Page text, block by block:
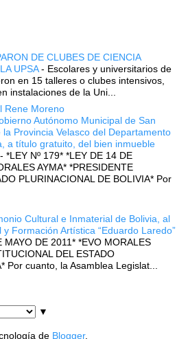
DE CLUBES DE CIENCIA
UPSA- Escolares y universitarios de
en 15 talleres o clubes intensivos,
instalaciones de la Uni...
Rene Moreno
Autónomo Municipal de San
Provincia Velasco del Departamento
a título gratuito, del bien inmueble
- *LEY Nº 179* *LEY DE 14 DE
AYMA* *PRESIDENTE
PLURINACIONAL DE BOLIVIA* Por
Cultural e Inmaterial de Bolivia, al
Formación Artística “Eduardo Laredo”
MAYO DE 2011* *EVO MORALES
DEL ESTADO
Por cuanto, la Asamblea Legislat...
▼
de Blogger.